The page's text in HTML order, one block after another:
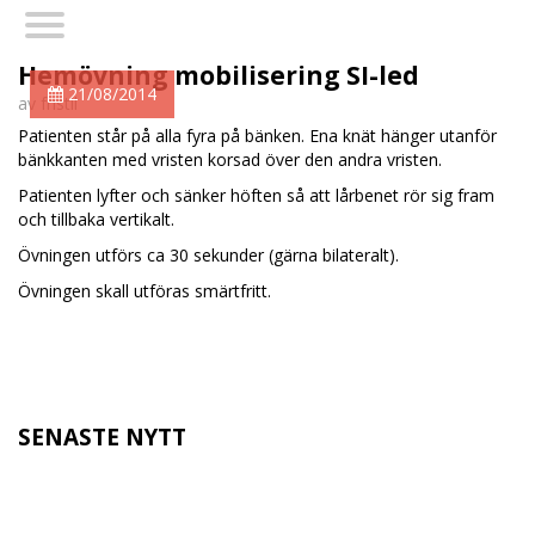
21/08/2014
Hemövning mobilisering SI-led
av fristil
Patienten står på alla fyra på bänken. Ena knät hänger utanför
bänkkanten med vristen korsad över den andra vristen.
Patienten lyfter och sänker höften så att lårbenet rör sig fram
och tillbaka vertikalt.
Övningen utförs ca 30 sekunder (gärna bilateralt).
Övningen skall utföras smärtfritt.
SENASTE NYTT